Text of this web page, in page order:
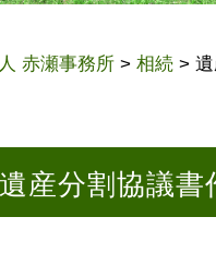
赤瀬事務所 > 相続 >
遺産分割協議書